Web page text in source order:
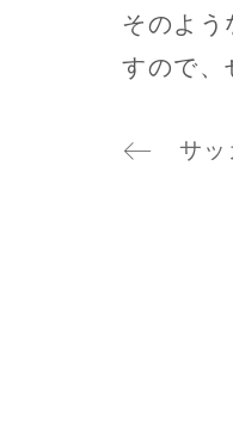
そのよ
すので、